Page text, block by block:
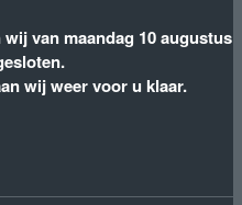
van maandag 10 augustus
wij weer voor u klaar.